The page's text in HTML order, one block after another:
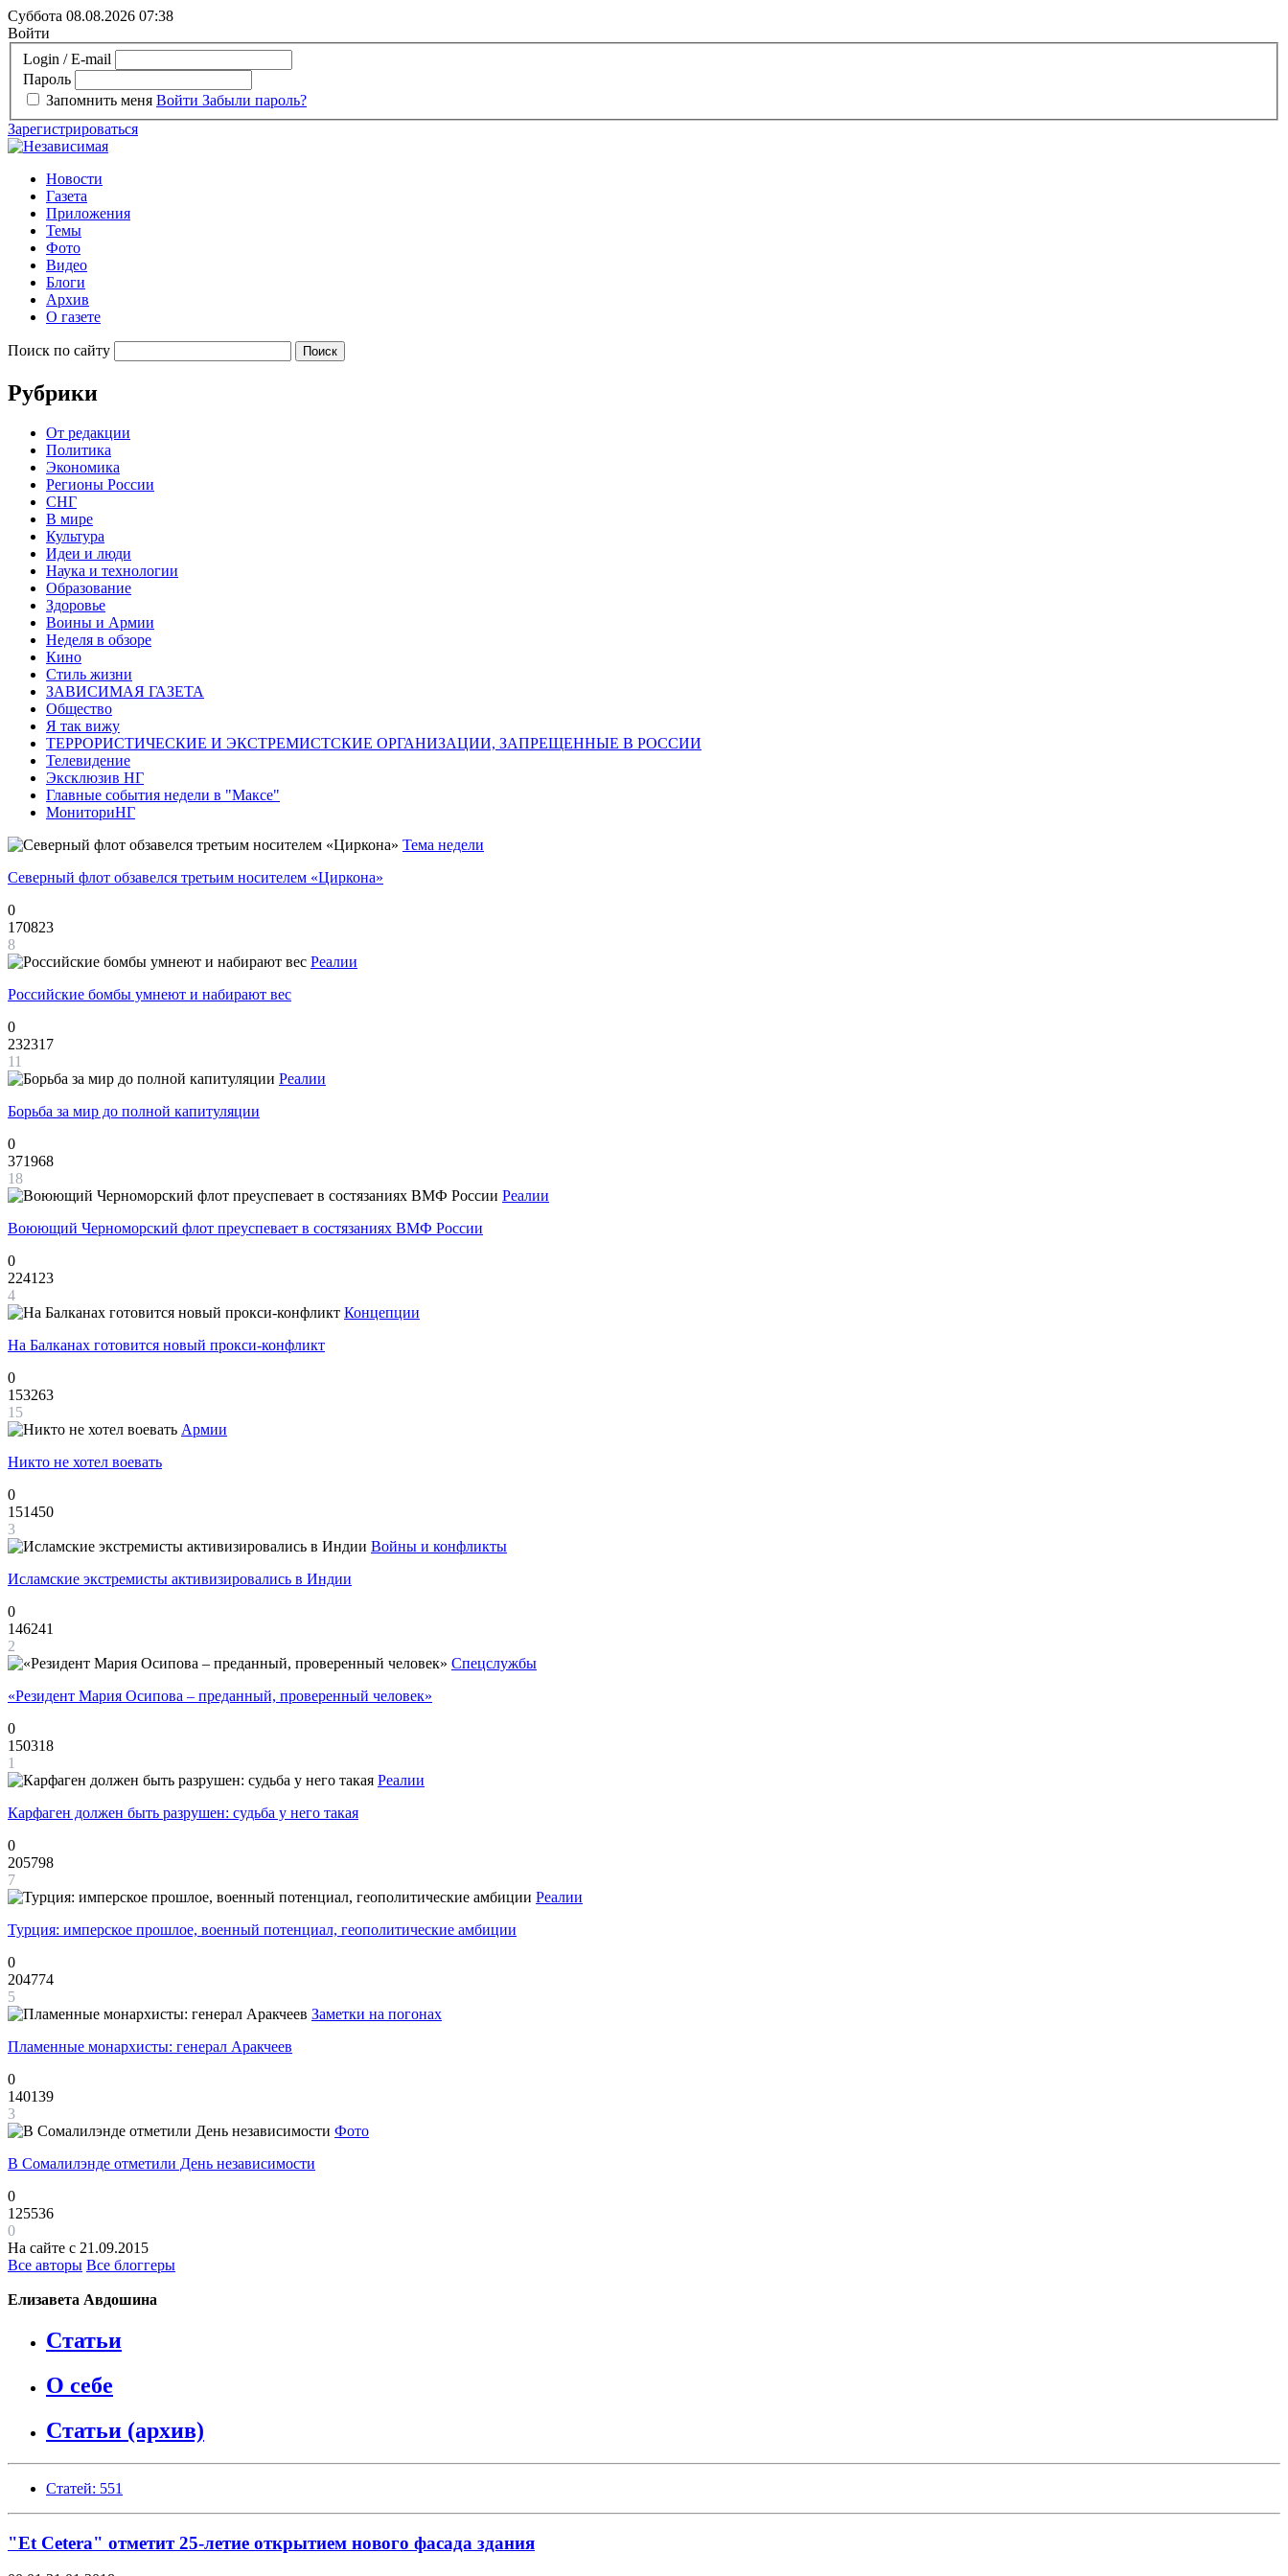
Суббота 08.08.2026 07:38
Войти
Login / E-mail
Пароль
Запомнить меня Войти Забыли пароль?
Зарегистрироваться
Новости
Газета
Приложения
Темы
Фото
Видео
Блоги
Архив
О газете
Поиск по сайту
Рубрики
От редакции
Политика
Экономика
Регионы России
СНГ
В мире
Культура
Идеи и люди
Наука и технологии
Образование
Здоровье
Воины и Армии
Неделя в обзоре
Кино
Стиль жизни
ЗАВИСИМАЯ ГАЗЕТА
Общество
Я так вижу
ТЕРРОРИСТИЧЕСКИЕ И ЭКСТРЕМИСТСКИЕ ОРГАНИЗАЦИИ, ЗАПРЕЩЕННЫЕ В РОССИИ
Телевидение
Эксклюзив НГ
Главные события недели в "Максе"
МониториНГ
Тема недели
Северный флот обзавелся третьим носителем «Циркона»
0
170823
8
Реалии
Российские бомбы умнеют и набирают вес
0
232317
11
Реалии
Борьба за мир до полной капитуляции
0
371968
18
Реалии
Воюющий Черноморский флот преуспевает в состязаниях ВМФ России
0
224123
4
Концепции
На Балканах готовится новый прокси-конфликт
0
153263
15
Армии
Никто не хотел воевать
0
151450
3
Войны и конфликты
Исламские экстремисты активизировались в Индии
0
146241
2
Спецслужбы
«Резидент Мария Осипова – преданный, проверенный человек»
0
150318
1
Реалии
Карфаген должен быть разрушен: судьба у него такая
0
205798
7
Реалии
Турция: имперское прошлое, военный потенциал, геополитические амбиции
0
204774
5
Заметки на погонах
Пламенные монархисты: генерал Аракчеев
0
140139
3
Фото
В Сомалилэнде отметили День независимости
0
125536
0
На сайте с 21.09.2015
Все авторы Все блоггеры
Елизавета Авдошина
Статьи
О себе
Статьи (архив)
Статей: 551
"Et Сetera" отметит 25-летие открытием нового фасада здания